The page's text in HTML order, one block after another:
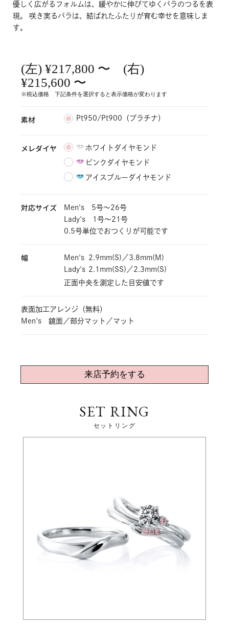
優しく広がるフォルムは、緩やかに伸びてゆくバラのつるを表
現。 咲き実るバラは、結ばれたふたりが育む幸せを意味しま
す。
(左) ¥217,800 〜 (右)
¥215,600 〜
※税込価格 下記条件を選択すると表示価格が変わります
素材 Pt950/Pt900（プラチナ）
メレダイヤ ホワイトダイヤモンド
ピンクダイヤモンド
アイスブルーダイヤモンド
対応サイズ
Men's 5号〜26号
Lady's 1号〜21号
0.5号単位でおつくりが可能です
幅 Men's
2.9mm(S)／3.8mm(M)
Lady's 2.1mm(SS)／2.3mm(S)
正面中央を測定した目安値です
表面加工アレンジ（無料）
Men's 鏡面／部分マット／マット
来店予約をする
SET RING
セットリング